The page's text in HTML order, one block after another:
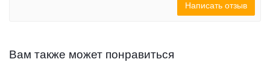
Написать отзыв
Вам также может понравиться